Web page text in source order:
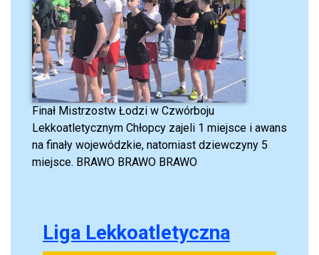
Finał Mistrzostw Łodzi w Czwórboju
Lekkoatletycznym Chłopcy zajeli 1 miejsce i awans
na finały wojewódzkie, natomiast dziewczyny 5
miejsce. BRAWO BRAWO BRAWO
Liga Lekkoatletyczna